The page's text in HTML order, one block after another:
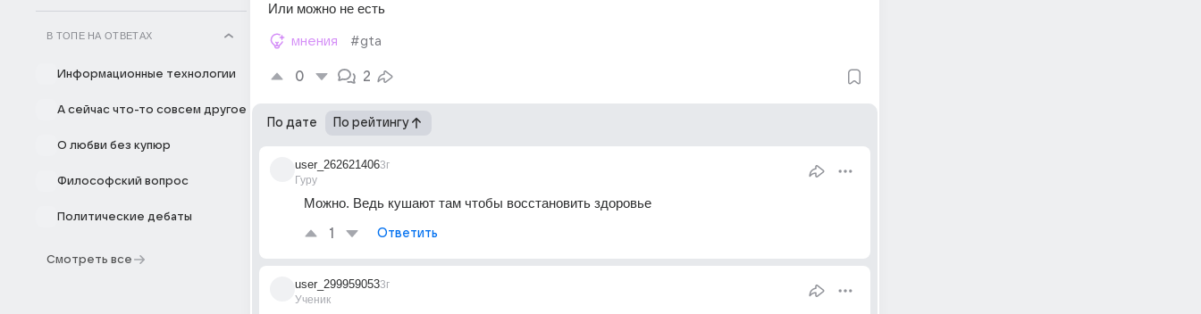
В ТОПЕ НА ОТВЕТАХ
Информационные технологии
А сейчас что-то совсем другое
О любви без купюр
Философский вопрос
Политические дебаты
Смотреть все
Или можно не есть
мнения #gta
0 2
По дате По рейтингу
user_262621406
Гуру
3г
Можно. Ведь кушают там чтобы восстановить здоровье
1 Ответить
user_299959053
Ученик
3г